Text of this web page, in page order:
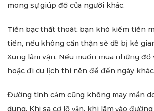
mong sự giúp đỡ của người khác.
Tiền bạc thất thoát, bạn khó kiếm tiền
tiền, nếu không cẩn thận sẽ dễ bị kẻ
Xung lâm vận. Nếu muốn mua những đồ
hoặc đi du lịch thì nên để đến ngày
Đường tình cảm cũng không may mắn
dung. Khi sa cơ lỡ νận, khi lâm νào